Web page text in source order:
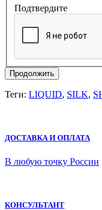
Подтвердите
Продолжить
Теги: LIQUID, SILK,
ДОСТАВКА И ОПЛАТА
В любую точку России
КОНСУЛЬТАНТ